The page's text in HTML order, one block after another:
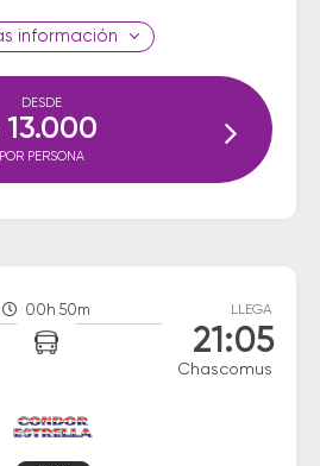
información
DESDE
13.000
POR PERSONA
00h 50m LLEGA
21:05
Chascomus